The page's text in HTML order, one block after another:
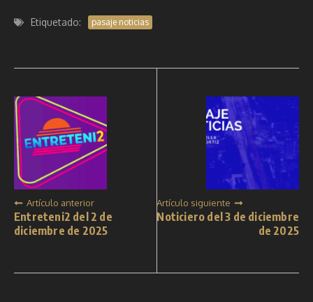
Etiquetado: pasaje noticias
Artículo anterior
Entreteni2 del 2 de
diciembre de 2025
Artículo siguiente
Noticiero del 3 de diciembre
de 2025